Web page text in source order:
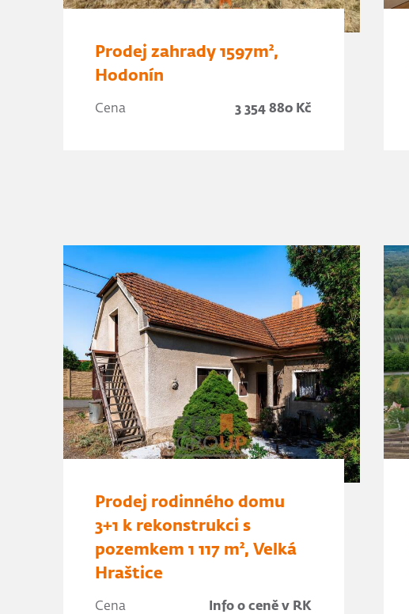
Prodej zahrady 1597m²,
Hodonín
Cena 3 354 880 Kč
Prodej rodinného domu
3+1 k rekonstrukci s
pozemkem 1 117 m², Velká
Hraštice
Cena Info o ceně v RK